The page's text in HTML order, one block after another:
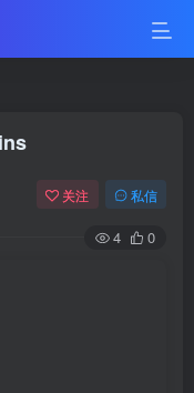
关注 私信
4 0